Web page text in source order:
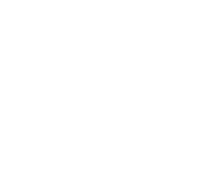
Die
in ein
und